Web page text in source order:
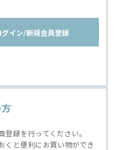
イン/新規会員登録
録を行ってください。
くと便利にお買い物ができ